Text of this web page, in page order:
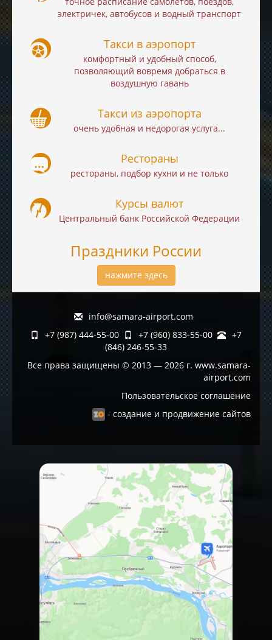
электричек, автобусов и водный транспорт
Такси в аэропорт
комфортный и удобный способ,
позволяющий вовремя добраться в
воздушную гавань
Такси из аэропорта
очень удобная и недорогая услуга...
Рестораны
рестораны, подбор кухни и не только
Курсы валют
Центральный банк Российской Федерации
Праздники России
нажмите здесь
info@samara-airport.com
+7 (987) 444-55-00
+7 (960) 833-55-00
+7
(846) 246-55-33
Все права защищены © 2013 — 2026 г. www.samara-
airport.com
Пользовательское соглашение
- создание и продвижение сайтов